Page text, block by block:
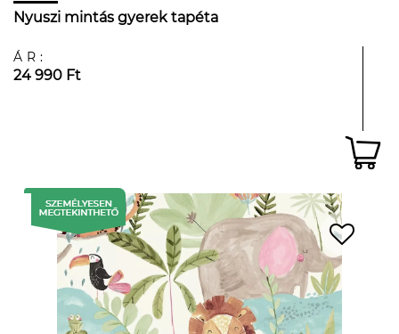
Nyuszi mintás gyerek tapéta
ÁR:
24 990 Ft